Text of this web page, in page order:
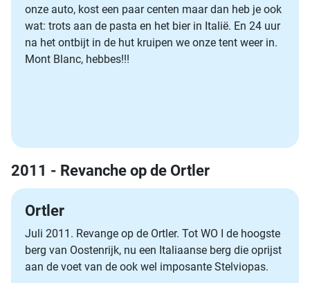
onze auto, kost een paar centen maar dan heb je ook
wat: trots aan de pasta en het bier in Italië. En 24 uur
na het ontbijt in de hut kruipen we onze tent weer in.
Mont Blanc, hebbes!!!
2011 - Revanche op de Ortler
Ortler
Juli 2011. Revange op de Ortler. Tot WO I de hoogste
berg van Oostenrijk, nu een Italiaanse berg die oprijst
aan de voet van de ook wel imposante Stelviopas.